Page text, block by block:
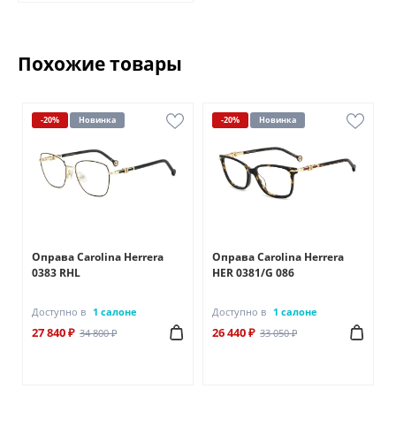
Похожие товары
-20% Новинка
Оправа Carolina Herrera
0383 RHL
Доступно в 1 салоне
27 840 ₽ 34 800 ₽
-20% Новинка
Оправа Carolina Herrera
HER 0381/G 086
Доступно в 1 салоне
26 440 ₽ 33 050 ₽